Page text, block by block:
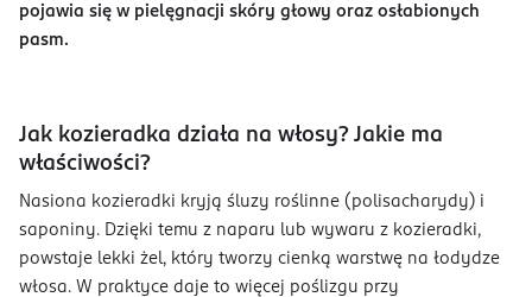
pojawia się w pielęgnacji skóry głowy oraz osłabionych
pasm.
Jak kozieradka działa na włosy? Jakie ma
właściwości?
Nasiona kozieradki kryją śluzy roślinne (polisacharydy) i
saponiny. Dzięki temu z naparu lub wywaru z kozieradki,
powstaje lekki żel, który tworzy cienką warstwę na łodydze
włosa. W praktyce daje to więcej poślizgu przy